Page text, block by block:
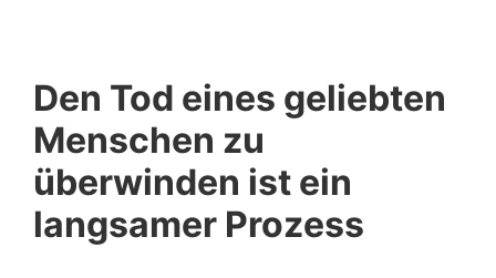
Den Tod eines geliebten
Menschen zu
überwinden ist ein
langsamer Prozess